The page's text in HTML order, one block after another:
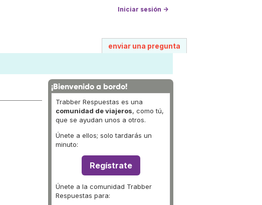
Iniciar sesión →
enviar una pregunta
¡Bienvenido a bordo!
Trabber Respuestas es una
comunidad de viajeros, como tú,
que se ayudan unos a otros.
Únete a ellos; solo tardarás un
minuto:
Regístrate
Únete a la comunidad Trabber
Respuestas para: